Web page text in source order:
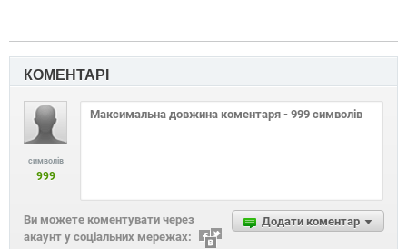
КОМЕНТАРІ
символів
999
Додати коментар
Ви можете коментувати через
акаунт у соціальних мережах: